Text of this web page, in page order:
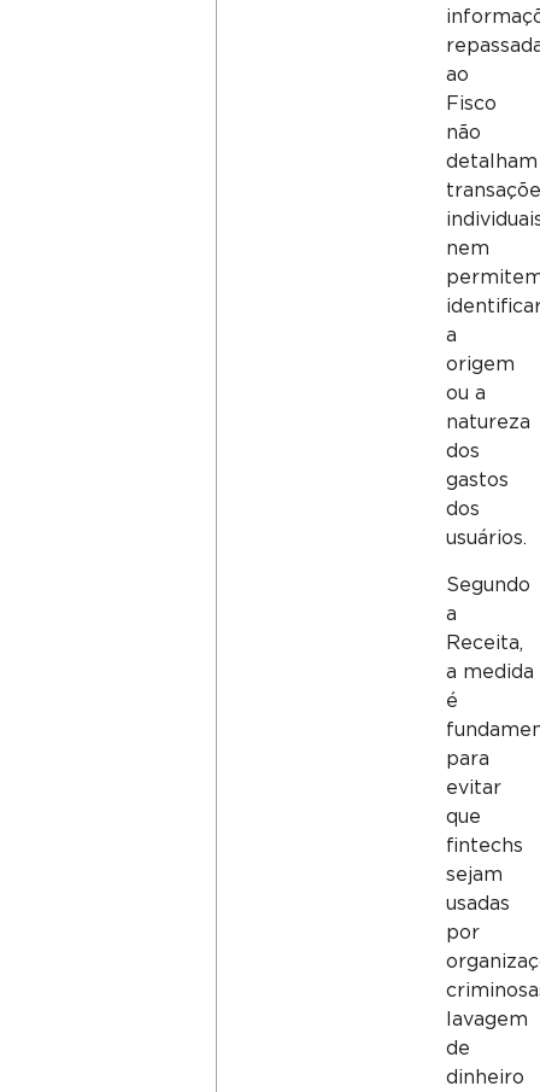
ao
Fisco
não
detalham
nem
a
origem
ou a
natureza
dos
gastos
dos
usuários.
Segundo
a
Receita,
a medida
é
para
evitar
que
fintechs
sejam
usadas
por
lavagem
de
dinheiro